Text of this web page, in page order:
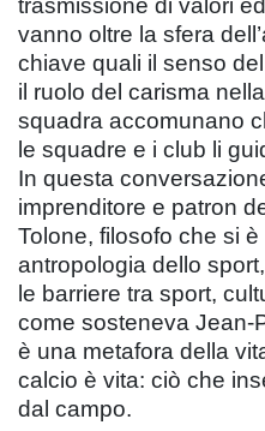
trasmissione di valori
vanno oltre la sfera
chiave quali il senso
il ruolo del carisma
squadra accomunano
le squadre e i club li
In questa
imprenditore e patron
Tolone, filosofo che si
antropologia dello
le barriere tra sport,
come sosteneva Jean-
è una metafora della
calcio è vita: ciò che
dal campo.